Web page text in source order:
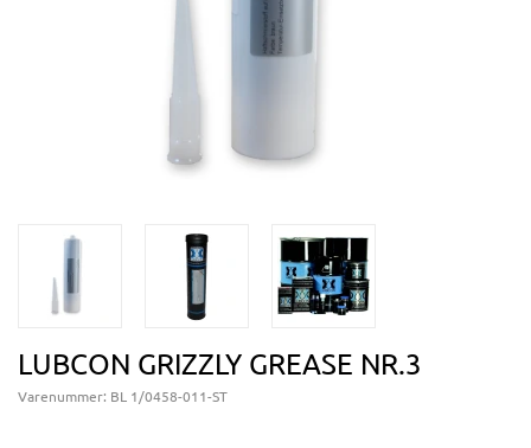
LUBCON GRIZZLY GREASE NR.3
Varenummer: BL 1/0458-011-ST